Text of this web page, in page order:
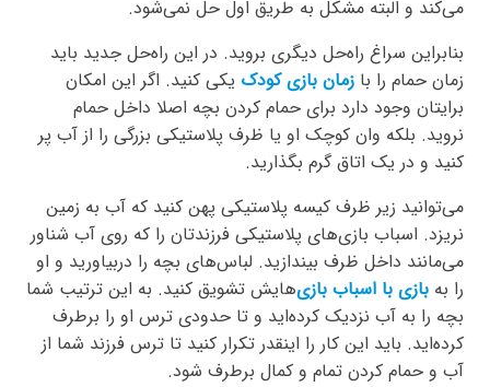
می‌کند و البته مشکل به طریق اول حل نمی‌شود.
بنابراین سراغ راه‌حل دیگری بروید. در این راه‌حل جدید باید
زمان حمام را با زمان بازی کودک یکی کنید. اگر این امکان
برایتان وجود دارد برای حمام کردن بچه اصلا داخل حمام
نروید. بلکه وان کوچک او یا ظرف پلاستیکی بزرگی را از آب پر
کنید و در یک اتاق گرم بگذارید.
می‌توانید زیر ظرف کیسه پلاستیکی پهن کنید که آب به زمین
نریزد. اسباب بازی‌های پلاستیکی فرزندتان را که روی آب شناور
می‌مانند داخل ظرف بیندازید. لباس‌های بچه را دربیاورید و او
را به بازی با اسباب بازی‌هایش تشویق کنید. به این ترتیب شما
بچه را به آب نزدیک کرده‌اید و تا حدودی ترس او را برطرف
کرده‌اید. باید این کار را اینقدر تکرار کنید تا ترس فرزند شما از
آب و حمام کردن تمام و کمال برطرف شود.